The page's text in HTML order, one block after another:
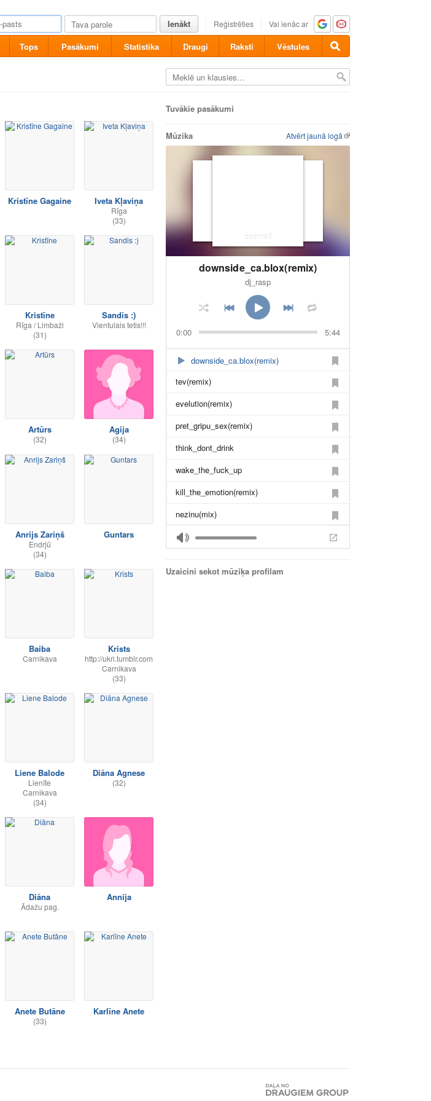
Ienākt Reģistrēties Vai ienāc ar
Tops Pasākumi Statistika Draugi Raksti Vēstules
Kristīne Gagaine Iveta Kļaviņa
Rīga
(33)
Kristīne
Rīga / Limbaži
(31)
Sandis :)
Vientulais tetis!!!
Artūrs
(32)
Agija
(34)
Anrijs Zariņš
Endrjū
(34)
Guntars
Baiba
Carnikava
Krists
http://ukri.tumblr.com
Carnikava
(33)
Liene Balode
Lienīte
Carnikava
(34)
Diāna Agnese
(32)
Diāna
Ādažu pag.
Annija
Anete Butāne
(33)
Karlīne Anete
Tuvākie pasākumi
Atvērt jaunā logā
Mūzika
cocktail
downside_ca.blox(remix)
dj_rasp
0:00 5:44
downside_ca.blox(remix)
tev(remix)
evelution(remix)
pret_gripu_sex(remix)
think_dont_drink
wake_the_fuck_up
kill_the_emotion(remix)
nezinu(mix)
no_superstar(remix)
Uzaicini sekot mūziķa profilam